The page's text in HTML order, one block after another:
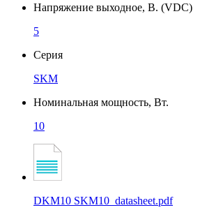
Напряжение выходное, В. (VDC)
5
Серия
SKM
Номинальная мощность, Вт.
10
DKM10 SKM10_datasheet.pdf